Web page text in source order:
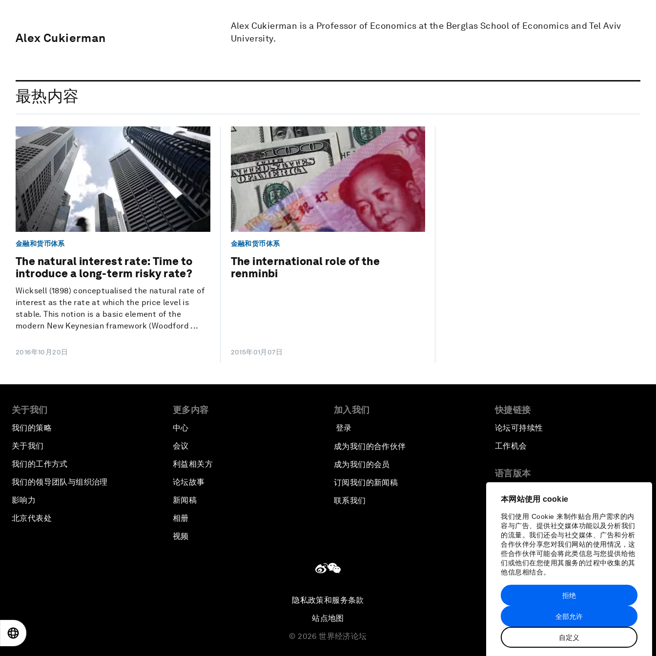
本网站使用 cookie
我们使用 Cookie 来制作贴合用户需求的内
容与广告、提供社交媒体功能以及分析我们
的流量。我们还会与社交媒体、广告和分析
合作伙伴分享您对我们网站的使用情况，这
些合作伙伴可能会将此类信息与您提供给他
们或他们在您使用其服务的过程中收集的其
他信息相结合。
全部允许
自定义
拒绝
Alex Cukierman
Alex Cukierman is a Professor of Economics at the Berglas School of Economics and Tel Aviv
University.
最热内容
金融和货币体系
The natural interest rate: Time to
introduce a long-term risky rate?
Wicksell (1898) conceptualised the natural rate of
interest as the rate at which the price level is
stable. This notion is a basic element of the
modern New Keynesian framework (Woodford ...
2016年10月20日
金融和货币体系
The international role of the
renminbi
2015年01月07日
关于我们
我们的策略
关于我们
我们的工作方式
我们的领导团队与组织治理
影响力
北京代表处
更多内容
中心
会议
利益相关方
论坛故事
新闻稿
相册
视频
加入我们
登录
成为我们的合作伙伴
成为我们的会员
订阅我们的新闻稿
联系我们
快捷链接
论坛可持续性
工作机会
语言版本
隐私政策和服务条款
站点地图
© 2026 世界经济论坛